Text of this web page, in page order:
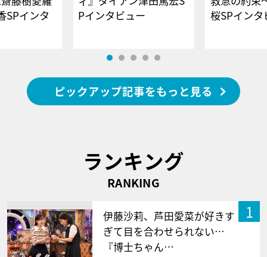
SPインタ
Pインタビュー
桜SPイ
ピックアップ記事をもっと見る
ランキング
RANKING
1
伊藤沙莉、芦田愛菜が好きす
ぎて目を合わせられない…
『博士ちゃん…